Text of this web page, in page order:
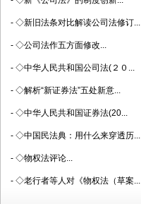
- ◇新旧法条对比解读公司法修订...
- ◇公司法作五方面修改...
- ◇中华人民共和国公司法(２０...
- ◇解析“新证券法”五处新意...
- ◇中华人民共和国证券法(20...
- ◇中国民法典：用什么来穿透历...
- ◇物权法评论...
- ◇老行者等人对《物权法（草案...